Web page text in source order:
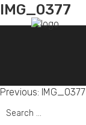
IMG_0377
Post
navigation
Previous: IMG_0377
for: